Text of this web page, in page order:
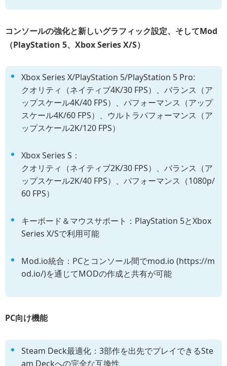
コンソールの強化と新しいグラフィック設定、そしてMod
（PlayStation 5、Xbox Series X/S）
Xbox Series X/PlayStation 5/PlayStation 5 Pro:
クオリティ（ネイティブ4K/30 FPS）、バランス（ア
ップスケール4K/40 FPS）、パフォーマンス（アップ
スケール4K/60 FPS）、ウルトラパフォーマンス（ア
ップスケール2K/120 FPS）
Xbox Series S：
クオリティ（ネイティブ2K/30 FPS）、バランス（ア
ップスケール2K/40 FPS）、パフォーマンス（1080p/
60 FPS）
キーボード＆マウスサポート：PlayStation 5とXbox
Series X/Sで利用可能
Mod.io統合：PCとコンソール間でmod.io (https://m
od.io/)を通じてMODの作成と共有が可能
PC向け機能
Steam Deck最適化：3部作を出先でプレイできるSte
am Deckへの完全な互換性